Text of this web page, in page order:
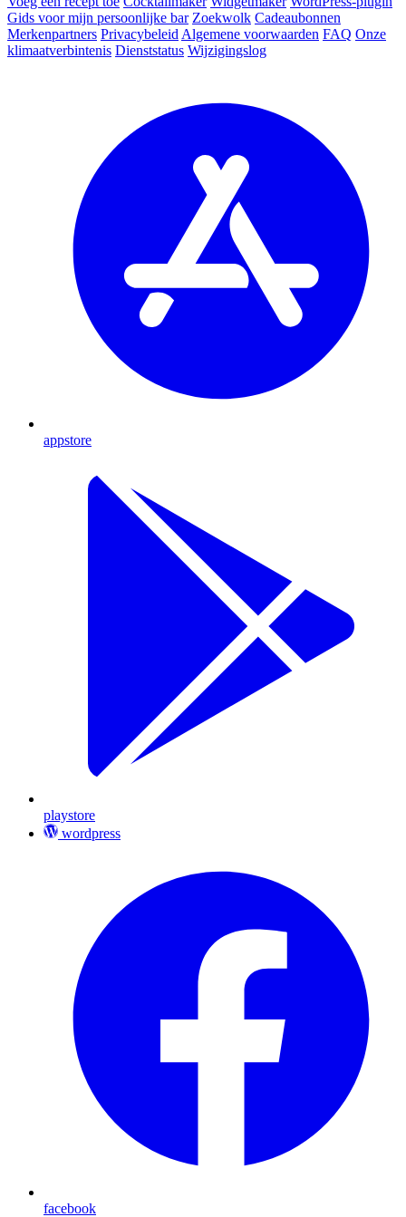
Gids voor mijn persoonlijke bar Zoekwolk Cadeaubonnen
Merkenpartners Privacybeleid Algemene voorwaarden FAQ Onze
klimaatverbintenis Dienststatus Wijzigingslog
appstore
playstore
wordpress
facebook